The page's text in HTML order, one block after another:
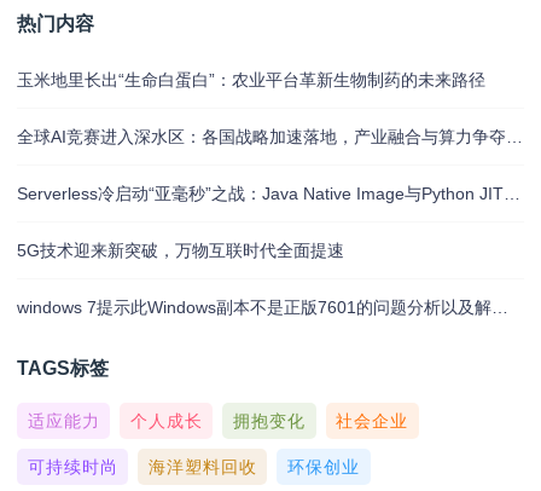
热门内容
玉米地里长出“生命白蛋白”：农业平台革新生物制药的未来路径
5G技术迎来新突破，万物互联时代全面提速
TAGS标签
适应能力 个人成长 拥抱变化 社会企业
可持续时尚 海洋塑料回收 环保创业